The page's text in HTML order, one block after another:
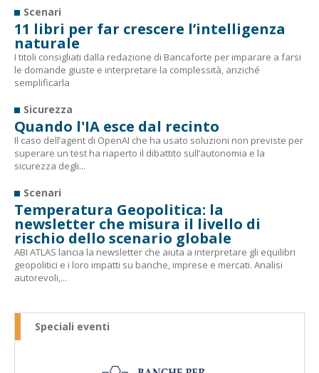
Scenari
11 libri per far crescere l’intelligenza
naturale
I titoli consigliati dalla redazione di Bancaforte per imparare a farsi
le domande giuste e interpretare la complessità, anziché
semplificarla
Sicurezza
Quando l'IA esce dal recinto
Il caso dell’agent di OpenAI che ha usato soluzioni non previste per
superare un test ha riaperto il dibattito sull’autonomia e la
sicurezza degli...
Scenari
Temperatura Geopolitica: la
newsletter che misura il livello di
rischio dello scenario globale
ABI ATLAS lancia la newsletter che aiuta a interpretare gli equilibri
geopolitici e i loro impatti su banche, imprese e mercati. Analisi
autorevoli,...
Speciali eventi